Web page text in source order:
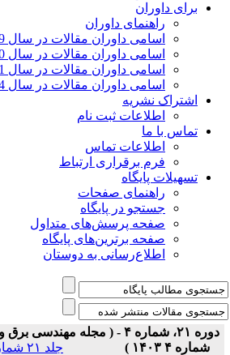
برای داوران
راهنمای داوران
اسامی داوران مقالات در سال 99
اسامی داوران مقالات در سال 1400
اسامی داوران مقالات در سال 1401
اسامی داوران مقالات در سال 1404
اشتراک نشریه
اطلاعات ثبت نام
تماس با ما
اطلاعات تماس
فرم برقراری ارتباط
تسهیلات پایگاه
راهنمای صفحات
جستجو در پایگاه
صفحه پرسش‌های متداول
صفحه برترین‌های پایگاه
اطلاع‌رسانی به دوستان
شماره ۴ ۱۴۰۳ )
جلد ۲۱ شماره ۴ صفحات ۱۳۳-۱۲۳